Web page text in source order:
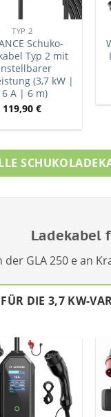
TYP 2
Schuko-
Typ 2 mit
(3,7 kW |
A | 6 m)
119,90€
Ladekabel
GLA 250 e an
FÜR DIE 3,7 KW-